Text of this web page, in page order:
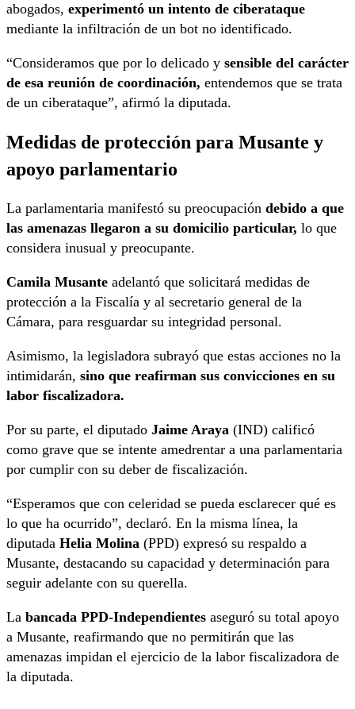
abogados, experimentó un intento de ciberataque
mediante la infiltración de un bot no identificado.
“Consideramos que por lo delicado y sensible del carácter
de esa reunión de coordinación, entendemos que se trata
de un ciberataque”, afirmó la diputada.
Medidas de protección para Musante y
apoyo parlamentario
La parlamentaria manifestó su preocupación debido a que
las amenazas llegaron a su domicilio particular, lo que
considera inusual y preocupante.
Camila Musante adelantó que solicitará medidas de
protección a la Fiscalía y al secretario general de la
Cámara, para resguardar su integridad personal.
Asimismo, la legisladora subrayó que estas acciones no la
intimidarán, sino que reafirman sus convicciones en su
labor fiscalizadora.
Por su parte, el diputado Jaime Araya (IND) calificó
como grave que se intente amedrentar a una parlamentaria
por cumplir con su deber de fiscalización.
“Esperamos que con celeridad se pueda esclarecer qué es
lo que ha ocurrido”, declaró. En la misma línea, la
diputada Helia Molina (PPD) expresó su respaldo a
Musante, destacando su capacidad y determinación para
seguir adelante con su querella.
La bancada PPD-Independientes aseguró su total apoyo
a Musante, reafirmando que no permitirán que las
amenazas impidan el ejercicio de la labor fiscalizadora de
la diputada.